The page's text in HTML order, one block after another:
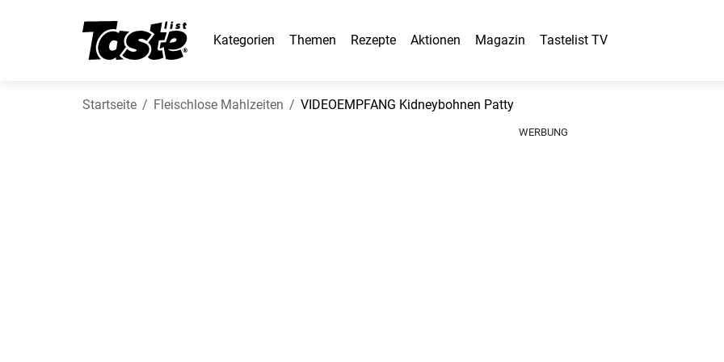
Kategorien Themen Rezepte Aktionen Magazin Tastelist TV
Startseite Fleischlose Mahlzeiten VIDEOEMPFANG Kidneybohnen Patty
WERBUNG